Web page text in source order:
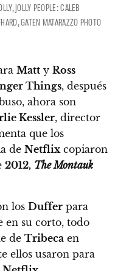
JOLLY PEOPLE: CALEB
GATEN MATARAZZO PHOTO
Matt y Ross
Things, después
ahora son
Kessler, director
que los
de Netflixcopiaron
2012, The Montauk
los Duffer para
en su corto, todo
de Tribeca en
ellos usaron para